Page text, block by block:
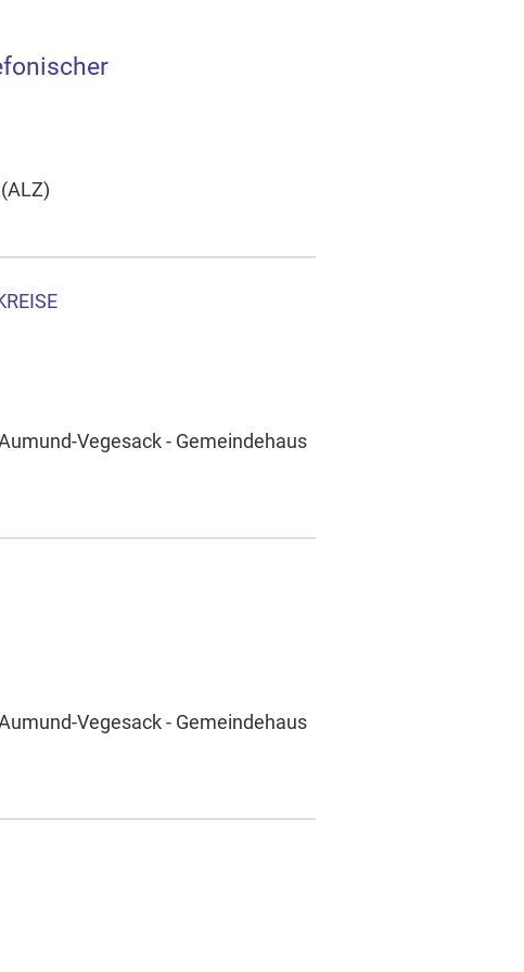
Vegesack - Gemeindehaus
Vegesack - Gemeindehaus